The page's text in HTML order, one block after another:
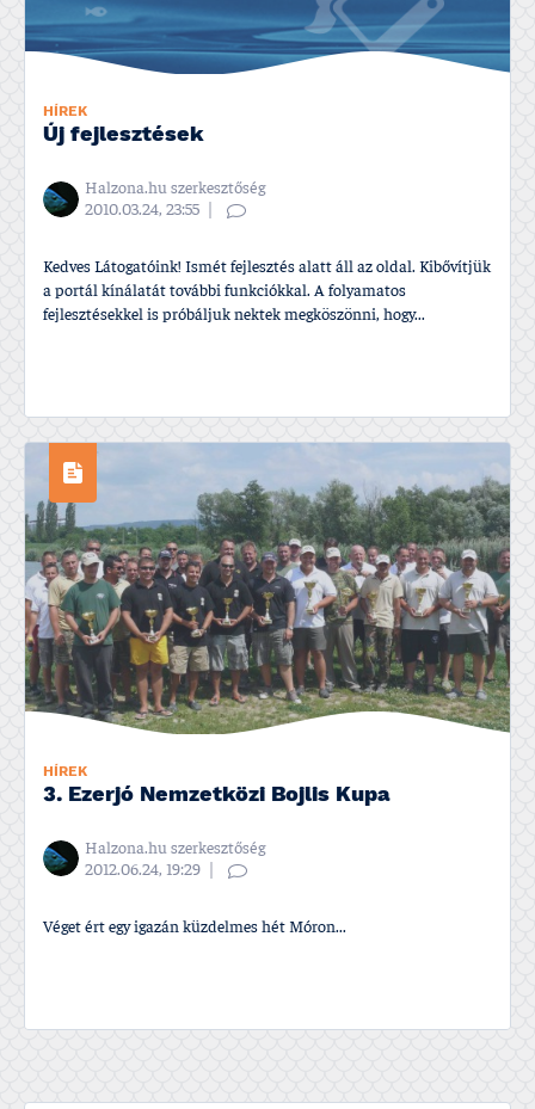
HÍREK
Új fejlesztések
Halzona.hu szerkesztőség
2010.03.24, 23:55
Kedves Látogatóink! Ismét fejlesztés alatt áll az oldal. Kibőví­tjük
a portál kí­nálatát további funkciókkal. A folyamatos
fejlesztésekkel is próbáljuk nektek megköszönni, hogy...
HÍREK
3. Ezerjó Nemzetközi Bojlis Kupa
Halzona.hu szerkesztőség
2012.06.24, 19:29
Véget ért egy igazán küzdelmes hét Móron...